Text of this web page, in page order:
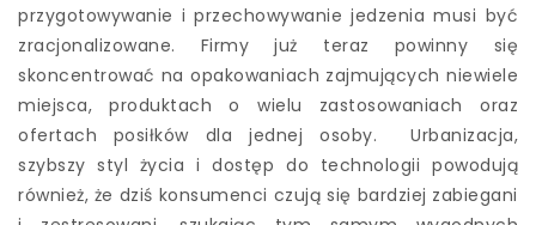
przygotowywanie i przechowywanie jedzenia musi być
zracjonalizowane. Firmy już teraz powinny się
skoncentrować na opakowaniach zajmujących niewiele
miejsca, produktach o wielu zastosowaniach oraz
ofertach posiłków dla jednej osoby. Urbanizacja,
szybszy styl życia i dostęp do technologii powodują
również, że dziś konsumenci czują się bardziej zabiegani